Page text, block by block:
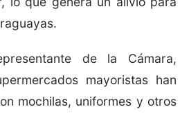
de la Cámara,
mayoristas han
mochilas, uniformes y otros